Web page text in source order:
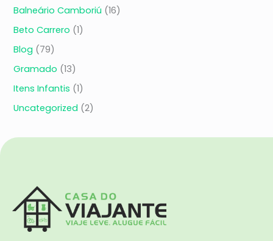
Balneário Camboriú (16)
Beto Carrero (1)
Blog (79)
Gramado (13)
Itens Infantis (1)
Uncategorized (2)